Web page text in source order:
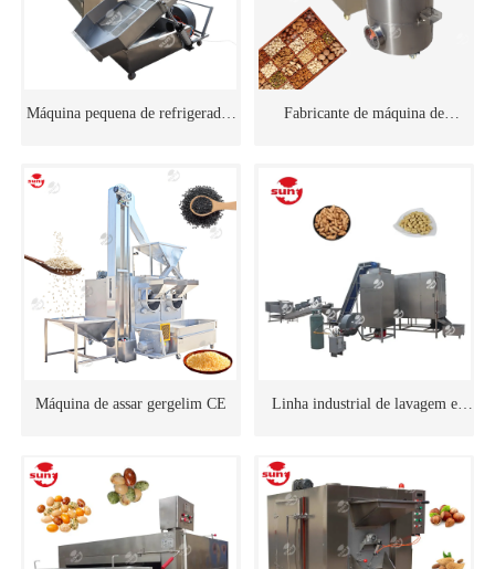
Máquina pequena de refrigerador Fabricante de máquina de
Máquina de assar gergelim CE Linha industrial de lavagem e